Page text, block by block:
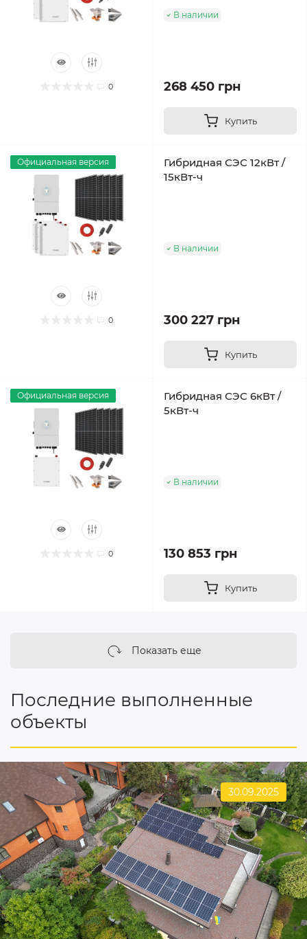
0
В наличии
268 450 грн
Купить
Официальная версия
0
Гибридная СЭС 12кВт /
15кВт-ч
В наличии
300 227 грн
Купить
Официальная версия
0
Гибридная СЭС 6кВт /
5кВт-ч
В наличии
130 853 грн
Купить
Показать еще
Последние выполненные
объекты
30.09.2025